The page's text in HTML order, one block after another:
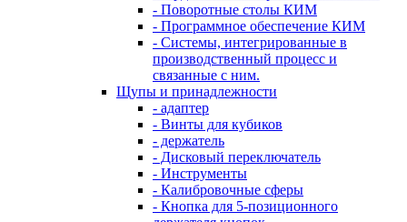
- Поворотные столы КИМ
- Программное обеспечение КИМ
- Системы, интегрированные в
производственный процесс и
связанные с ним.
Щупы и принадлежности
- адаптер
- Винты для кубиков
- держатель
- Дисковый переключатель
- Инструменты
- Калибровочные сферы
- Кнопка для 5-позиционного